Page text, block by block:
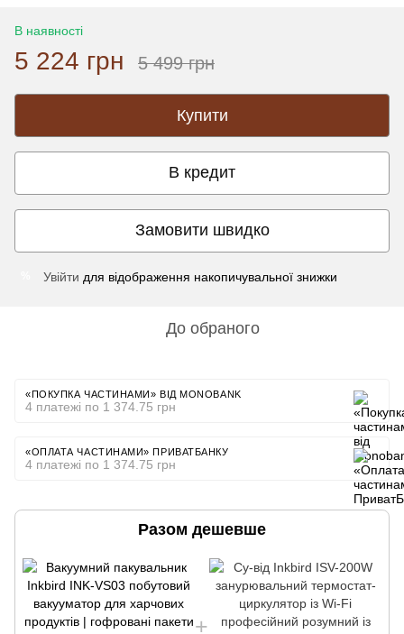
В наявності
5 224 грн 5 499 грн
Купити
В кредит
Замовити швидко
Увійти для відображення накопичувальної знижки
До обраного
«ПОКУПКА ЧАСТИНАМИ» ВІД MONOBANK
4 платежі по 1 374.75 грн
«ОПЛАТА ЧАСТИНАМИ» ПРИВАТБАНКУ
4 платежі по 1 374.75 грн
Разом дешевше